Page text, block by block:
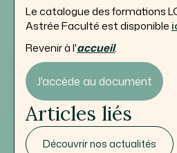
Le catalogue des formations
Astrée Faculté est disponible
Revenir à l'accueil.
J'accède au document
Articles liés
Découvrir nos actualités